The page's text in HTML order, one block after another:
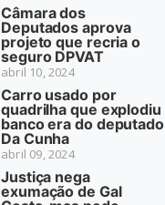
Câmara dos
Deputados aprova
projeto que recria o
seguro DPVAT
abril 10, 2024
Carro usado por
quadrilha que explodiu
banco era do deputado
Da Cunha
abril 09, 2024
Justiça nega
exumação de Gal